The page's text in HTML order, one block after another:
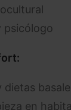
psicólogo
dietas
en